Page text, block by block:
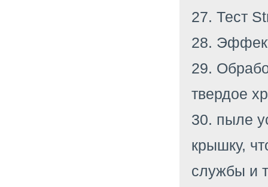
27. Тест
28.
29.
твердое
30. пыле
крышку,
службы и